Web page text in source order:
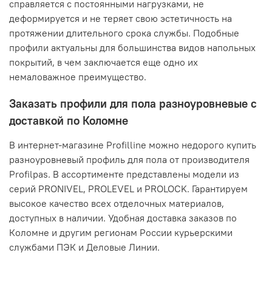
справляется с постоянными нагрузками, не
деформируется и не теряет свою эстетичность на
протяжении длительного срока службы. Подобные
профили актуальны для большинства видов напольных
покрытий, в чем заключается еще одно их
немаловажное преимущество.
Заказать профили для пола разноуровневые с
доставкой по Коломне
В интернет-магазине Profilline можно недорого купить
разноуровневый профиль для пола от производителя
Profilpas. В ассортименте представлены модели из
серий PRONIVEL, PROLEVEL и PROLOCK. Гарантируем
высокое качество всех отделочных материалов,
доступных в наличии. Удобная доставка заказов по
Коломне и другим регионам России курьерскими
службами ПЭК и Деловые Линии.